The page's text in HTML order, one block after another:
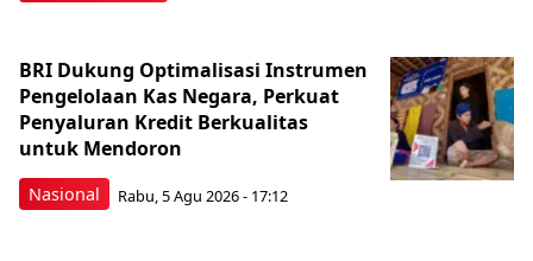
Nasional
BRI Dukung Optimalisasi Instrumen
Pengelolaan Kas Negara, Perkuat
Penyaluran Kredit Berkualitas
untuk Mendoron
Rabu, 5 Agu 2026 - 17:12